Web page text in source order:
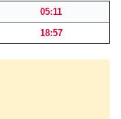
05:11
18:57